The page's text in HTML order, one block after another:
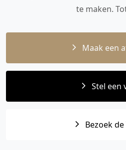
te maken.
Maak een
Stel een
Bezoek